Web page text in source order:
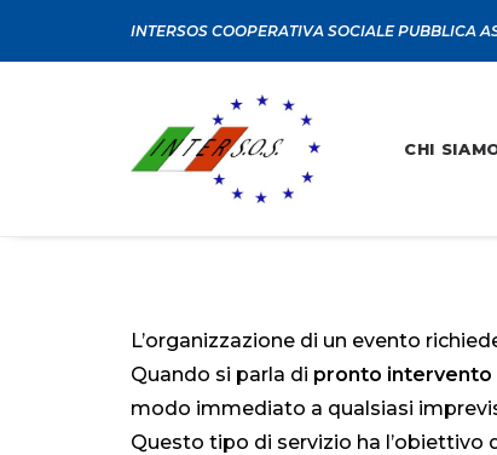
INTERSOS COOPERATIVA SOCIALE PUBBLICA
CHI
L’organizzazione di un evento
Quando si parla di pronto intervento
modo immediato a qualsiasi
Questo tipo di servizio ha l’obiettivo